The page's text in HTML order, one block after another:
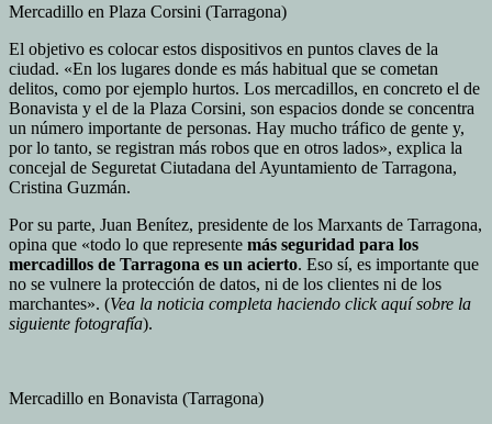
Mercadillo en Plaza Corsini (Tarragona)
El objetivo es colocar estos dispositivos en puntos claves de la
ciudad. «En los lugares donde es más habitual que se cometan
delitos, como por ejemplo hurtos. Los mercadillos, en concreto el de
Bonavista y el de la Plaza Corsini, son espacios donde se concentra
un número importante de personas. Hay mucho tráfico de gente y,
por lo tanto, se registran más robos que en otros lados», explica la
concejal de Seguretat Ciutadana del Ayuntamiento de Tarragona,
Cristina Guzmán.
Por su parte, Juan Benítez, presidente de los Marxants de Tarragona,
opina que «todo lo que represente más seguridad para los
mercadillos de Tarragona es un acierto. Eso sí, es importante que
no se vulnere la protección de datos, ni de los clientes ni de los
marchantes». (Vea la noticia completa haciendo click aquí sobre la
siguiente fotografía).
Mercadillo en Bonavista (Tarragona)